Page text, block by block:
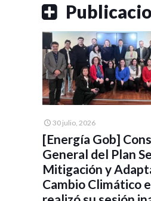
30 julio, 2026
[Energía Gob]
General del Plan
Mitigación y
Cambio Climático